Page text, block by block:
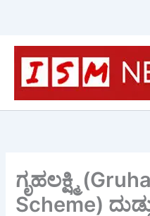
Skip
content
ಗೃಹಲಕ್ಷ್ಮಿ
Scheme)